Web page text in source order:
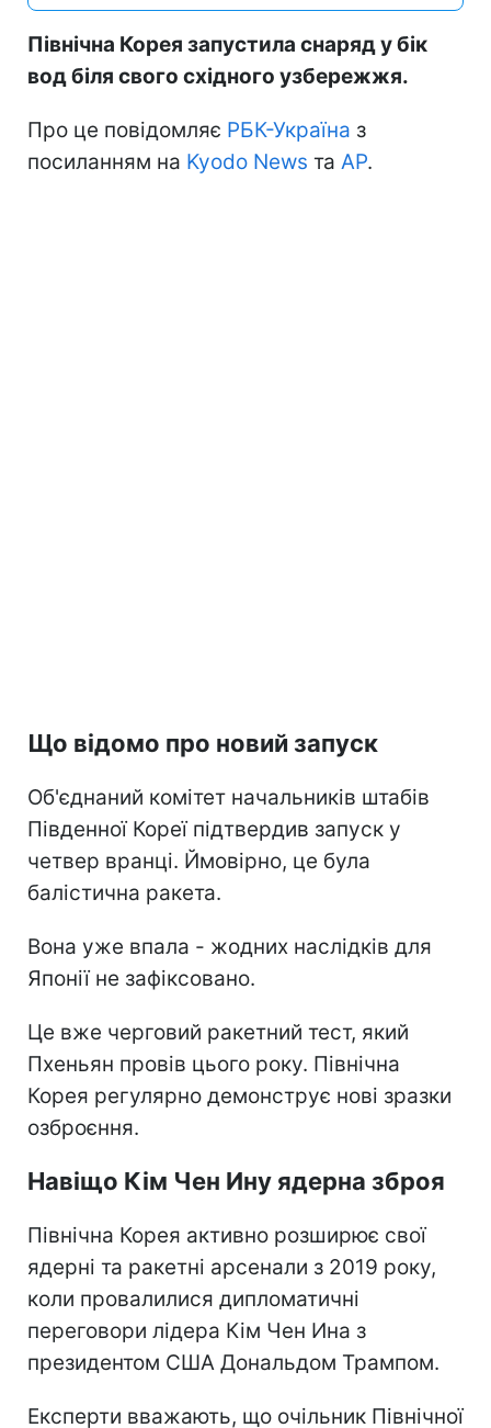
Північна Корея запустила снаряд у бік
вод біля свого східного узбережжя.
Про це повідомляє РБК-Україна з
посиланням на Kyodo News та АР.
Що відомо про новий запуск
Об'єднаний комітет начальників штабів
Південної Кореї підтвердив запуск у
четвер вранці. Ймовірно, це була
балістична ракета.
Вона уже впала - жодних наслідків для
Японії не зафіксовано.
Це вже черговий ракетний тест, який
Пхеньян провів цього року. Північна
Корея регулярно демонструє нові зразки
озброєння.
Навіщо Кім Чен Ину ядерна зброя
Північна Корея активно розширює свої
ядерні та ракетні арсенали з 2019 року,
коли провалилися дипломатичні
переговори лідера Кім Чен Ина з
президентом США Дональдом Трампом.
Експерти вважають, що очільник Північної